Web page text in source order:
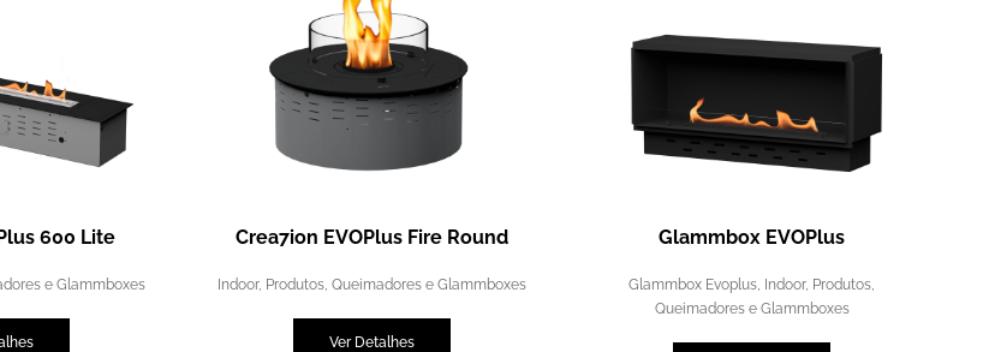
600 Lite
e Glammboxes
Crea7ion EVOPlus Fire Round
Indoor, Produtos, Queimadores e Glammboxes
Ver Detalhes
Glammbox EVOPlus
Glammbox Evoplus, Indoor, Produtos,
Queimadores e Glammboxes